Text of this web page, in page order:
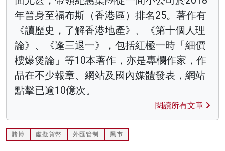
年晉身至福布斯（香港區）排名25。著作有
《讀歷史，了解香港地產》、《第十個人理
論》、《逢三退一》，包括紅極一時「細價
樓爆煲論」等10本著作，亦是專欄作家，作
品在不少報章、網站及國內媒體發表，網站
點擊已逾10億次。
閱讀所有文章
賭博 虛擬貨幣 外匯管制 黑市